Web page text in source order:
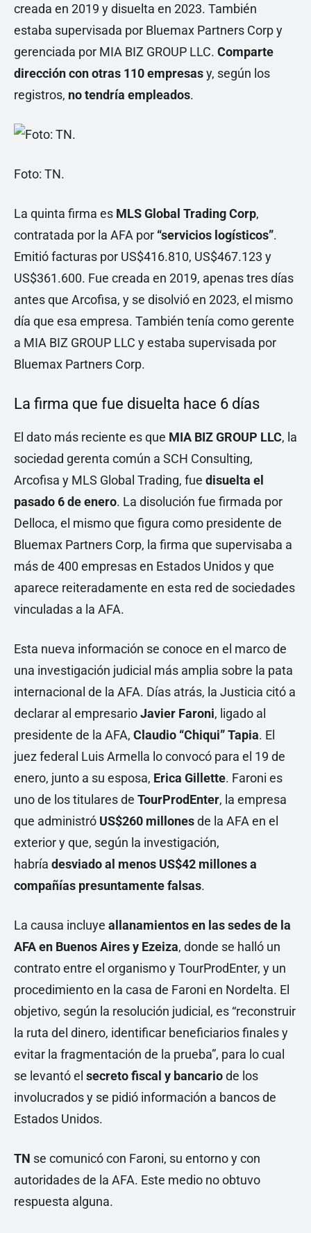
creada en 2019 y disuelta en 2023. También
estaba supervisada por Bluemax Partners Corp y
gerenciada por MIA BIZ GROUP LLC. Comparte
dirección con otras 110 empresasy, según los
registros, no tendría empleados.
Foto: TN.
La quinta firma es MLS Global Trading Corp,
contratada por la AFA por “servicios logísticos”.
Emitió facturas por US$416.810, US$467.123 y
US$361.600. Fue creada en 2019, apenas tres días
antes que Arcofisa, y se disolvió en 2023, el mismo
día que esa empresa. También tenía como gerente
a MIA BIZ GROUP LLC y estaba supervisada por
Bluemax Partners Corp.
La firma que fue disuelta hace 6 días
El dato más reciente es que MIA BIZ GROUP LLC, la
sociedad gerenta común a SCH Consulting,
Arcofisa y MLS Global Trading, fue disuelta el
pasado 6 de enero. La disolución fue firmada por
Delloca, el mismo que figura como presidente de
Bluemax Partners Corp, la firma que supervisaba a
más de 400 empresas en Estados Unidos y que
aparece reiteradamente en esta red de sociedades
vinculadas a la AFA.
Esta nueva información se conoce en el marco de
una investigación judicial más amplia sobre la pata
internacional de la AFA. Días atrás, la Justicia citó a
declarar al empresarioJavier Faroni, ligado al
presidente de la AFA, Claudio “Chiqui” Tapia. El
juez federal Luis Armella lo convocó para el 19 de
enero, junto a su esposa, Erica Gillette. Faroni es
uno de los titulares de TourProdEnter, la empresa
que administró US$260 millonesde la AFA en el
exterior y que, según la investigación,
habría desviado al menos US$42 millones a
compañías presuntamente falsas.
La causa incluye allanamientos en las sedes de la
AFA en Buenos Aires y Ezeiza, donde se halló un
contrato entre el organismo y TourProdEnter, y un
procedimiento en la casa de Faroni en Nordelta. El
objetivo, según la resolución judicial, es “reconstruir
la ruta del dinero, identificar beneficiarios finales y
evitar la fragmentación de la prueba”, para lo cual
se levantó el secreto fiscal y bancariode los
involucrados y se pidió información a bancos de
Estados Unidos.
TN se comunicó con Faroni, su entorno y con
autoridades de la AFA. Este medio no obtuvo
respuesta alguna.